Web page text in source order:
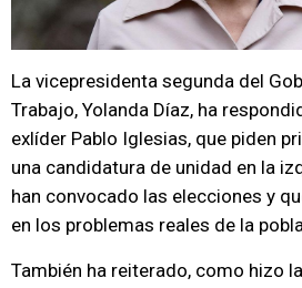
La vicepresidenta segunda del
Trabajo, Yolanda Díaz, ha
exlíder Pablo Iglesias, que piden
una candidatura de unidad en la
han convocado las elecciones y
en los problemas reales de la
También ha reiterado, como hizo